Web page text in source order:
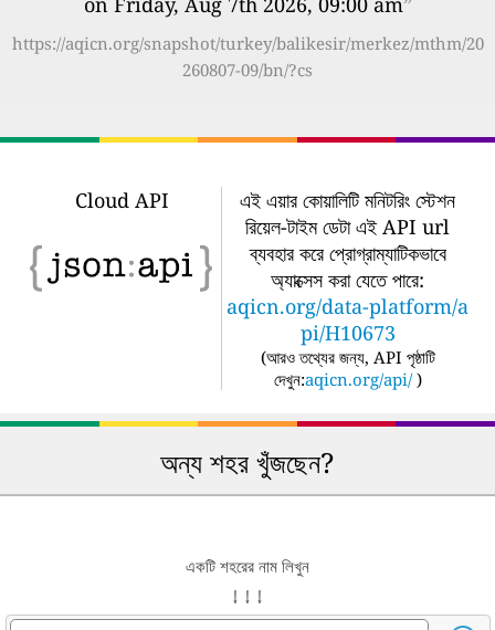
https://aqicn.org/snapshot/turkey/balikesir/merkez/mthm/20
260807-09/bn/?cs
Cloud API
এই এয়ার কোয়ালিটি মনিটরিং স্টেশন
রিয়েল-টাইম ডেটা এই API url
ব্যবহার করে প্রোগ্রাম্যাটিকভাবে
অ্যাক্সেস করা যেতে পারে:
aqicn.org/data-platform/a
pi/H10673
(আরও তথ্যের জন্য, API পৃষ্ঠাটি
দেখুন:aqicn.org/api/ )
অন্য শহর খুঁজছেন?
একটি শহরের নাম লিখুন
↓ ↓ ↓